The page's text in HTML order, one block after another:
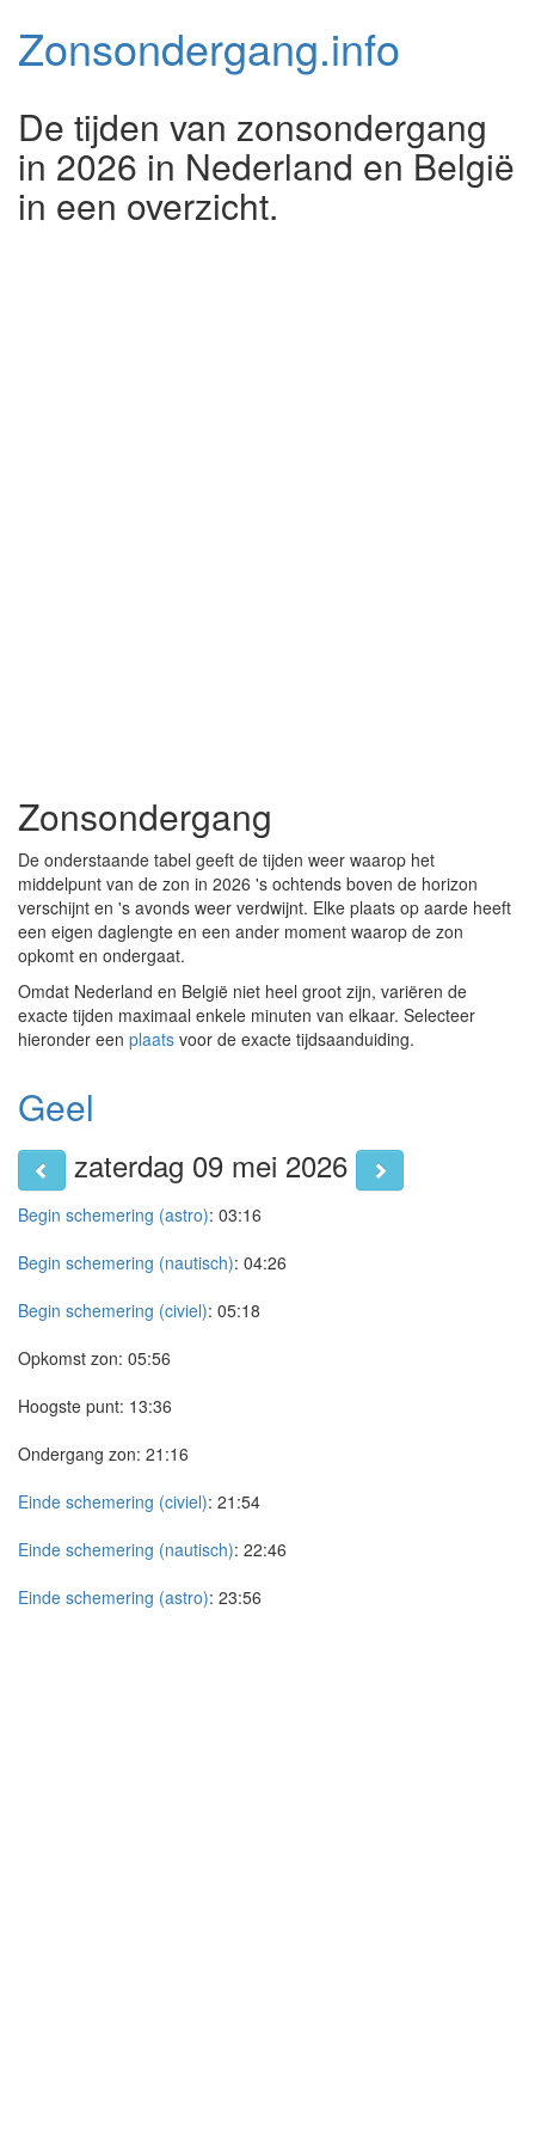
Zonsondergang.info
De tijden van zonsondergang
in 2026 in Nederland en België
in een overzicht.
Zonsondergang
De onderstaande tabel geeft de tijden weer waarop het
middelpunt van de zon in 2026 's ochtends boven de horizon
verschijnt en 's avonds weer verdwijnt. Elke plaats op aarde heeft
een eigen daglengte en een ander moment waarop de zon
opkomt en ondergaat.
Omdat Nederland en België niet heel groot zijn, variëren de
exacte tijden maximaal enkele minuten van elkaar. Selecteer
hieronder een plaats voor de exacte tijdsaanduiding.
Geel
zaterdag 09 mei 2026
Begin schemering (astro): 03:16
Begin schemering (nautisch): 04:26
Begin schemering (civiel): 05:18
Opkomst zon: 05:56
Hoogste punt: 13:36
Ondergang zon: 21:16
Einde schemering (civiel): 21:54
Einde schemering (nautisch): 22:46
Einde schemering (astro): 23:56